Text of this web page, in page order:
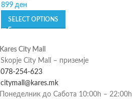
899 ден
SELECT OPTIONS
Kares City Mall
Skopje City Mall – приземје
078-254-623
citymall@kares.mk
Понеделник до Сабота 10:00h – 22:00h